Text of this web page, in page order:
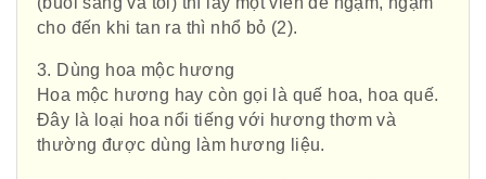
cho đến khi tan ra thì nhổ bỏ (2).
3. Dùng hoa mộc hương
Hoa mộc hương hay còn gọi là quế hoa, hoa quế.
Đây là loại hoa nổi tiếng với hương thơm và
thường được dùng làm hương liệu.